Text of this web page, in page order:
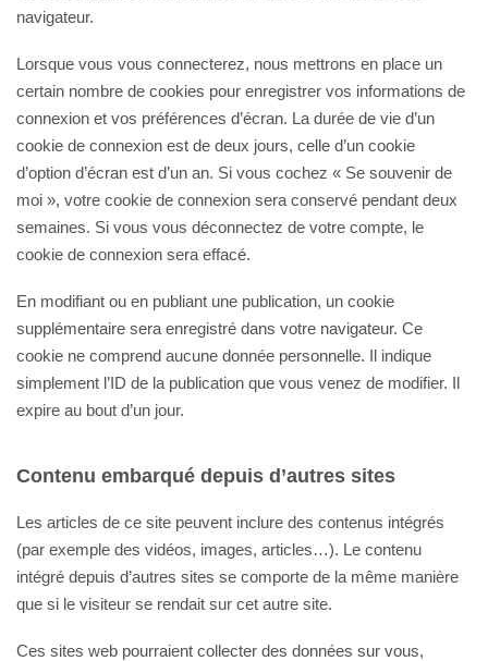
navigateur.
Lorsque vous vous connecterez, nous mettrons en place un
certain nombre de cookies pour enregistrer vos informations de
connexion et vos préférences d’écran. La durée de vie d’un
cookie de connexion est de deux jours, celle d’un cookie
d’option d’écran est d’un an. Si vous cochez « Se souvenir de
moi », votre cookie de connexion sera conservé pendant deux
semaines. Si vous vous déconnectez de votre compte, le
cookie de connexion sera effacé.
En modifiant ou en publiant une publication, un cookie
supplémentaire sera enregistré dans votre navigateur. Ce
cookie ne comprend aucune donnée personnelle. Il indique
simplement l’ID de la publication que vous venez de modifier. Il
expire au bout d’un jour.
Contenu embarqué depuis d’autres sites
Les articles de ce site peuvent inclure des contenus intégrés
(par exemple des vidéos, images, articles…). Le contenu
intégré depuis d’autres sites se comporte de la même manière
que si le visiteur se rendait sur cet autre site.
Ces sites web pourraient collecter des données sur vous,